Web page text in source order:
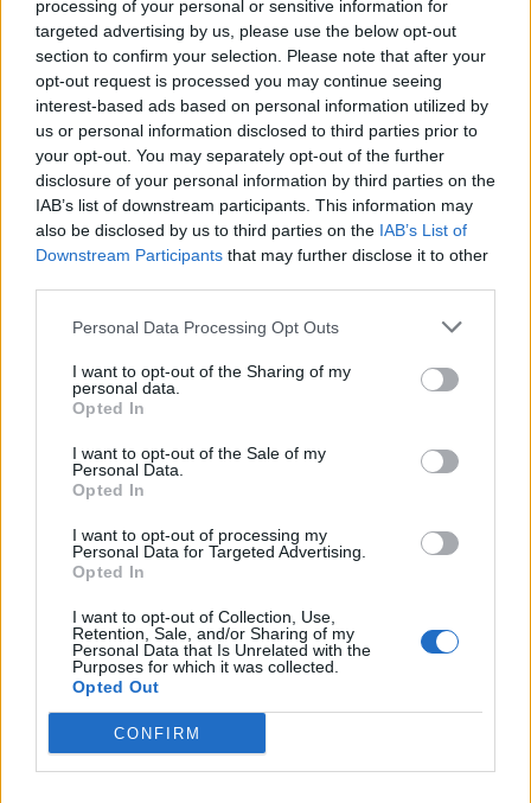
processing of your personal or sensitive information for
targeted advertising by us, please use the below opt-out
section to confirm your selection. Please note that after your
opt-out request is processed you may continue seeing
interest-based ads based on personal information utilized by
us or personal information disclosed to third parties prior to
your opt-out. You may separately opt-out of the further
disclosure of your personal information by third parties on the
IAB’s list of downstream participants. This information may
also be disclosed by us to third parties on the IAB’s List of
Downstream Participants that may further disclose it to other
Personal Data Processing Opt Outs
I want to opt-out of the Sharing of my
personal data.
Opted In
I want to opt-out of the Sale of my
Personal Data.
Opted In
I want to opt-out of processing my
Personal Data for Targeted Advertising.
Opted In
I want to opt-out of Collection, Use,
Retention, Sale, and/or Sharing of my
Personal Data that Is Unrelated with the
Purposes for which it was collected.
Opted Out
CONFIRM
na sychravé dni
lete
HODNOTENIE OBCHODU
Objednávala som po prvý
krát cez váš obchod. Tovar
bol doručený včas a v
Renata H.
Spokojnosť na 100%
Získajte viac informácií o Dermocentrum.sk